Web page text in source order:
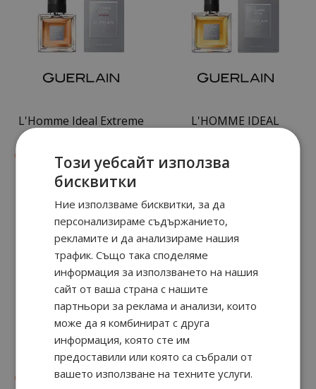
L'Homme Ideal Extreme
от € / 117. лв.
L'HOMME IDEAL
64. € / 125.
Habit Rouge L'Instinct
от 90€ / 87.82лв.
L'Intense
от 60.28€ / 117.
Този уебсайт използва
бисквитки
Ние използваме бисквитки, за да
персонализираме съдържанието,
рекламите и да анализираме нашия
трафик. Също така споделяме
информация за използването на нашия
сайт от ваша страна с нашите
партньори за реклама и анализи, които
може да я комбинират с друга
информация, която сте им
предоставили или която са събрали от
вашето използване на техните услуги.